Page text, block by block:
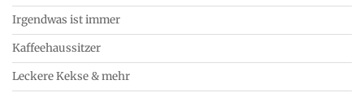
Irgendwas ist immer
Kaffeehaussitzer
Leckere Kekse & mehr